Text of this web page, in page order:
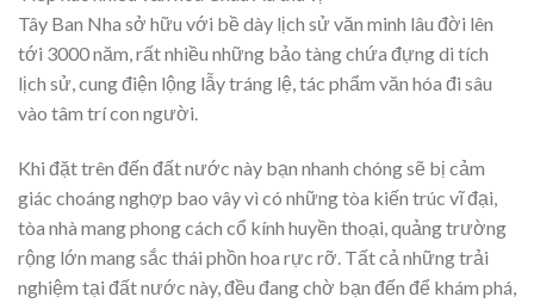
Tây Ban Nha sở hữu với bề dày lịch sử văn minh lâu đời lên
tới 3000 năm, rất nhiều những bảo tàng chứa đựng di tích
lịch sử, cung điện lộng lẫy tráng lệ, tác phẩm văn hóa đi sâu
vào tâm trí con người.
Khi đặt trên đến đất nước này bạn nhanh chóng sẽ bị cảm
giác choáng nghợp bao vây vì có những tòa kiến trúc vĩ đại,
tòa nhà mang phong cách cổ kính huyền thoại, quảng trường
rộng lớn mang sắc thái phồn hoa rực rỡ. Tất cả những trải
nghiệm tại đất nước này, đều đang chờ bạn đến để khám phá,